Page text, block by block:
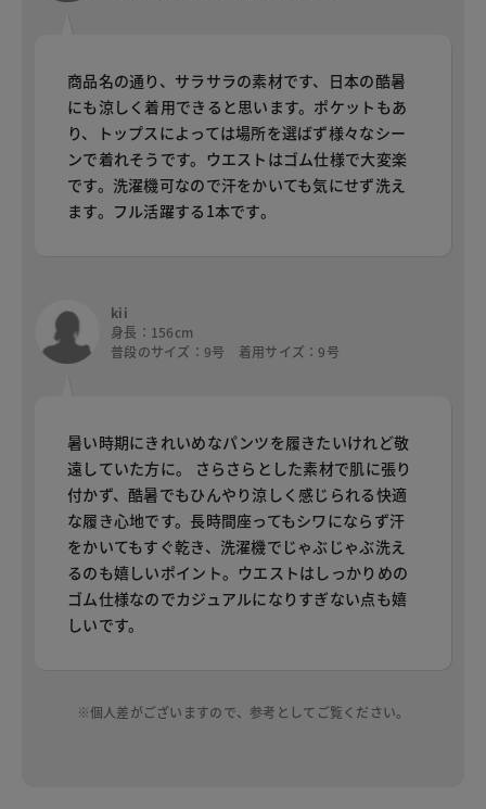
商品名の通り、サラサラの素材です、日本の酷暑
にも涼しく着用できると思います。ポケットもあ
り、トップスによっては場所を選ばず様々なシー
ンで着れそうです。ウエストはゴム仕様で大変楽
です。洗濯機可なので汗をかいても気にせず洗え
ます。フル活躍する1本です。
kii
身長：156cm
普段のサイズ：9号 着用サイズ：9号
暑い時期にきれいめなパンツを履きたいけれど敬
遠していた方に。 さらさらとした素材で肌に張り
付かず、酷暑でもひんやり涼しく感じられる快適
な履き心地です。長時間座ってもシワにならず汗
をかいてもすぐ乾き、洗濯機でじゃぶじゃぶ洗え
るのも嬉しいポイント。ウエストはしっかりめの
ゴム仕様なのでカジュアルになりすぎない点も嬉
しいです。
※個人差がございますので、参考としてご覧ください。